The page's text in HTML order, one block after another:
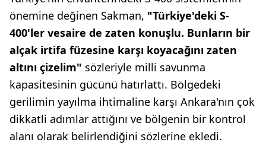
önemine değinen Sakman, "Türkiye'deki S-
400'ler vesaire de zaten konuşlu. Bunların bir
alçak irtifa füzesine karşı koyacağını zaten
altını çizelim" sözleriyle milli savunma
kapasitesinin gücünü hatırlattı. Bölgedeki
gerilimin yayılma ihtimaline karşı Ankara'nın çok
dikkatli adımlar attığını ve bölgenin bir kontrol
alanı olarak belirlendiğini sözlerine ekledi.